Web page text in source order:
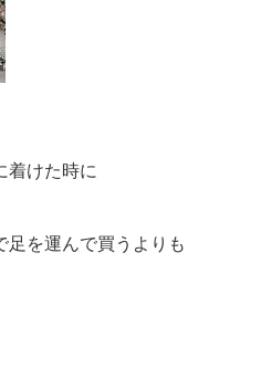
着けた時に
足を運んで買うよりも